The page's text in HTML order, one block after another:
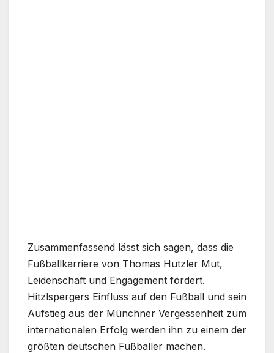
Zusammenfassend lässt sich sagen, dass die
Fußballkarriere von Thomas Hutzler Mut,
Leidenschaft und Engagement fördert.
Hitzlspergers Einfluss auf den Fußball und sein
Aufstieg aus der Münchner Vergessenheit zum
internationalen Erfolg werden ihn zu einem der
größten deutschen Fußballer machen.